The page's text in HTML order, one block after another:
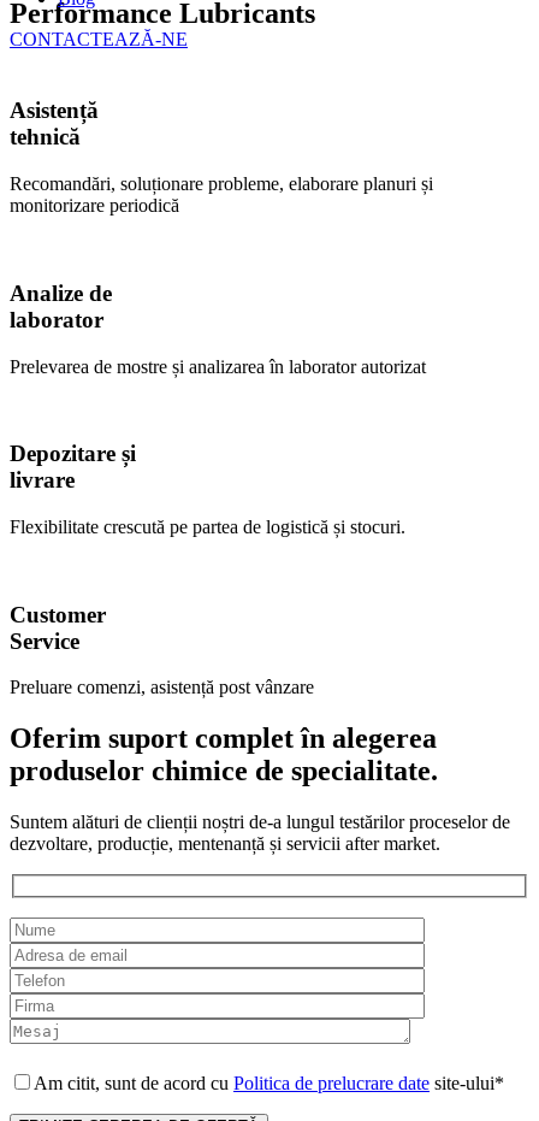
CONTACTEAZĂ-NE
Performance Lubricants
Asistență
tehnică
Recomandări, soluționare probleme, elaborare planuri și
monitorizare periodică
Analize de
laborator
Prelevarea de mostre și analizarea în laborator autorizat
Depozitare și
livrare
Flexibilitate crescută pe partea de logistică și stocuri.
Customer
Service
Preluare comenzi, asistență post vânzare
Oferim suport complet în alegerea
produselor chimice de specialitate.
Suntem alături de clienții noștri de-a lungul testărilor proceselor de
dezvoltare, producție, mentenanță și servicii after market.
Am citit, sunt de acord cu Politica de prelucrare date site-ului*